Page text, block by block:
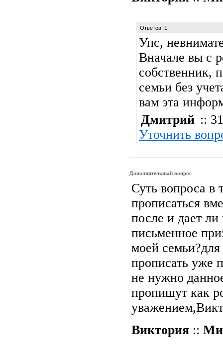
Ответов: 1
Упс,
Вначале вы с
собственник,
семьи без
вам эта
Дмитрий ::
Уточнить
Дополнительный вопрос
Суть вопроса в
прописаться
после и дает ли
письменное
моей семьи?для
прописать уже
не нужно
пропишут как
Виктория ::